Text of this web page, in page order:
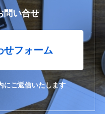
問い合せ
せフォーム
にご返信いたします